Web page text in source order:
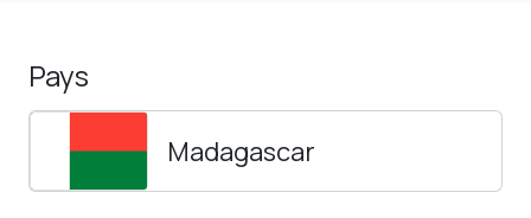
Pays
Madagascar